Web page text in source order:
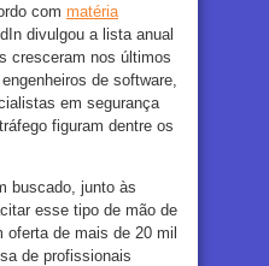
com matéria
divulgou a lista anual
cresceram nos últimos
de software,
em segurança
figuram dentre os
buscado, junto às
esse tipo de mão de
oferta de mais de 20 mil
de profissionais